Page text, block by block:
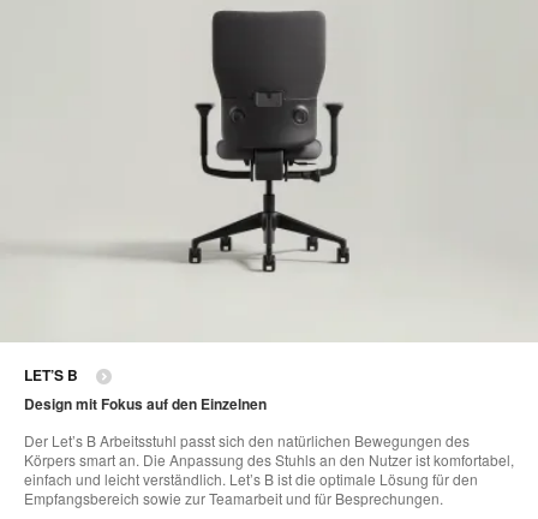
LET’S B
Design mit Fokus auf den Einzelnen
Der Let’s B Arbeitsstuhl passt sich den natürlichen Bewegungen des
Körpers smart an. Die Anpassung des Stuhls an den Nutzer ist komfortabel,
einfach und leicht verständlich. Let’s B ist die optimale Lösung für den
Empfangsbereich sowie zur Teamarbeit und für Besprechungen.